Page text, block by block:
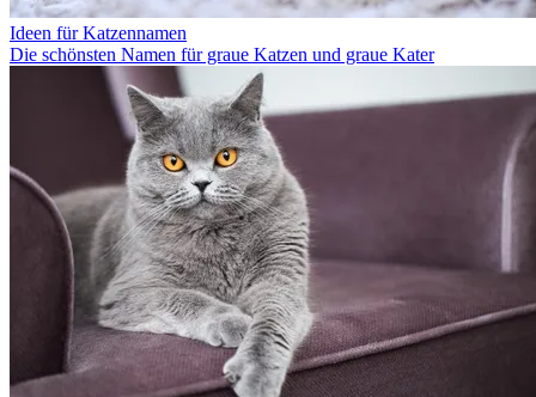
Ideen für Katzennamen
Die schönsten Namen für graue Katzen und graue Kater